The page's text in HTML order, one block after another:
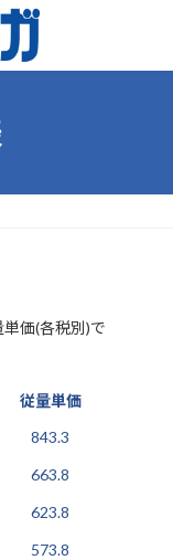
価(各税別)で
従量単価
843.3
663.8
623.8
573.8